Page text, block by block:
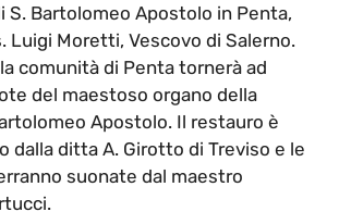
S. Bartolomeo Apostolo in Penta,
Luigi Moretti, Vescovo di Salerno.
comunità di Penta tornerà ad
del maestoso organo della
Apostolo. Il restauro è
dalla ditta A. Girotto di Treviso e le
suonate dal maestro